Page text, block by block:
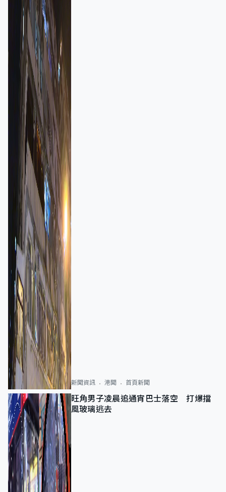
新聞資訊 港聞 首頁新聞
旺角男子凌晨追通宵巴士落空 打爆擋
風玻璃逃去